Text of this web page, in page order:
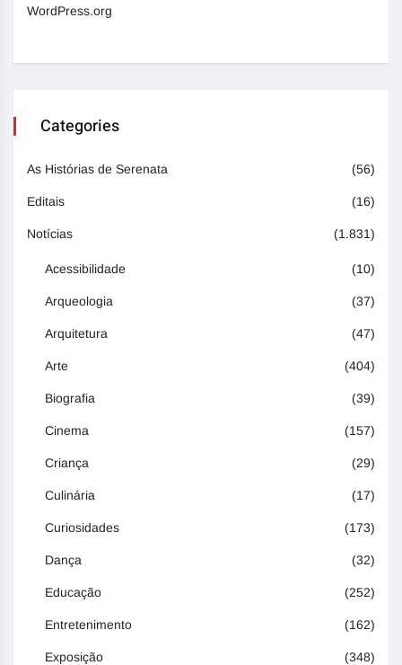
WordPress.org
Categories
As Histórias de Serenata (56)
Editais (16)
Notícias (1.831)
Acessibilidade (10)
Arqueologia (37)
Arquitetura (47)
Arte (404)
Biografia (39)
Cinema (157)
Criança (29)
Culinária (17)
Curiosidades (173)
Dança (32)
Educação (252)
Entretenimento (162)
Exposição (348)